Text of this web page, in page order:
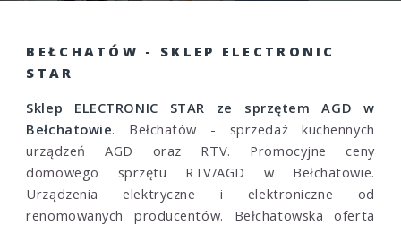
BEŁCHATÓW - SKLEP ELECTRONIC
STAR
Sklep ELECTRONIC STAR ze sprzętem AGD w
Bełchatowie. Bełchatów - sprzedaż kuchennych
urządzeń AGD oraz RTV. Promocyjne ceny
domowego sprzętu RTV/AGD w Bełchatowie.
Urządzenia elektryczne i elektroniczne od
renomowanych producentów. Bełchatowska oferta